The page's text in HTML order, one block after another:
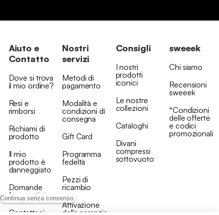
Continua senza consenso
Aiuto e
Contatto
Dove si trova
il mio ordine?
Resi e
rimborsi
Richiami di
prodotto
Il mio
prodotto è
danneggiato
Domande
frequenti
Contattaci
Nostri
servizi
Metodi di
pagamento
Modalità e
condizioni di
consegna
Gift Card
Programma
fedeltà
Pezzi di
ricambio
Attivazione
della garanzia
Consigli
I nostri
prodotti
iconici
Le nostre
collezioni
Cataloghi
Divani
compressi
sottovuoto
sweeek
Chi siamo
Recensioni
sweeek
*Condizioni
delle offerte
e codici
promozionali